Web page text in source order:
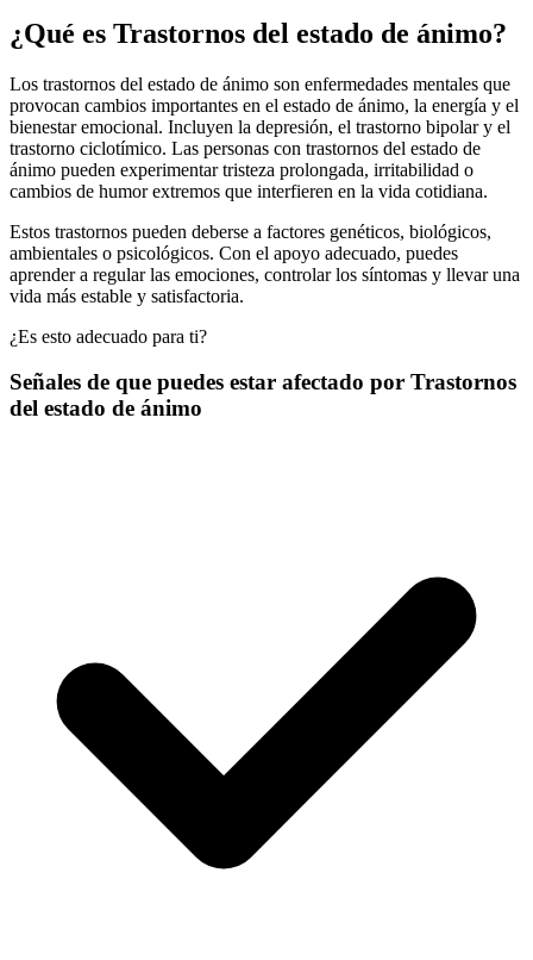
¿Qué es Trastornos del estado de ánimo?
Los trastornos del estado de ánimo son enfermedades mentales que
provocan cambios importantes en el estado de ánimo, la energía y el
bienestar emocional. Incluyen la depresión, el trastorno bipolar y el
trastorno ciclotímico. Las personas con trastornos del estado de
ánimo pueden experimentar tristeza prolongada, irritabilidad o
cambios de humor extremos que interfieren en la vida cotidiana.
Estos trastornos pueden deberse a factores genéticos, biológicos,
ambientales o psicológicos. Con el apoyo adecuado, puedes
aprender a regular las emociones, controlar los síntomas y llevar una
vida más estable y satisfactoria.
¿Es esto adecuado para ti?
Señales de que puedes estar afectado por Trastornos
del estado de ánimo